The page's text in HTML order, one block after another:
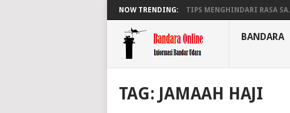
NOW TRENDING: TIPS MENGHINDARI RASA
BANDARA
TAG: JAMAAH HAJI